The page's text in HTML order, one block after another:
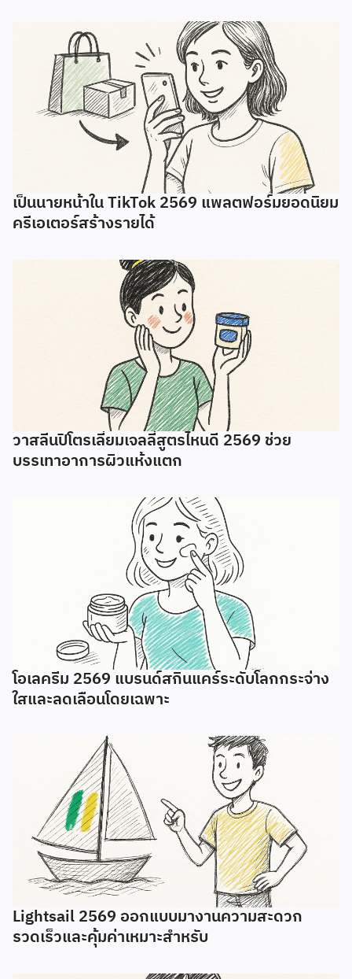
เป็นนายหน้าใน TikTok 2569 แพลตฟอร์มยอดนิยม
ครีเอเตอร์สร้างรายได้
วาสลีนปิโตรเลี่ยมเจลลี่สูตรไหนดี 2569 ช่วย
บรรเทาอาการผิวแห้งแตก
โอเลครีม 2569 แบรนด์สกินแคร์ระดับโลกกระจ่าง
ใสและลดเลือนโดยเฉพาะ
Lightsail 2569 ออกแบบมางานความสะดวก
รวดเร็วและคุ้มค่าเหมาะสำหรับ